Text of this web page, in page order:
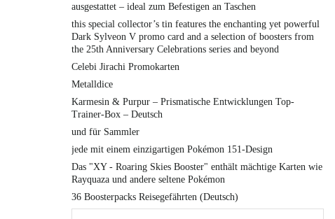
ausgestattet – ideal zum Befestigen an Taschen
this special collector’s tin features the enchanting yet powerful
Dark Sylveon V promo card and a selection of boosters from
the 25th Anniversary Celebrations series and beyond
Celebi Jirachi Promokarten
Metalldice
Karmesin & Purpur – Prismatische Entwicklungen Top-
Trainer-Box – Deutsch
und für Sammler
jede mit einem einzigartigen Pokémon 151-Design
Das "XY - Roaring Skies Booster" enthält mächtige Karten wie
Rayquaza und andere seltene Pokémon
36 Boosterpacks Reisegefährten (Deutsch)